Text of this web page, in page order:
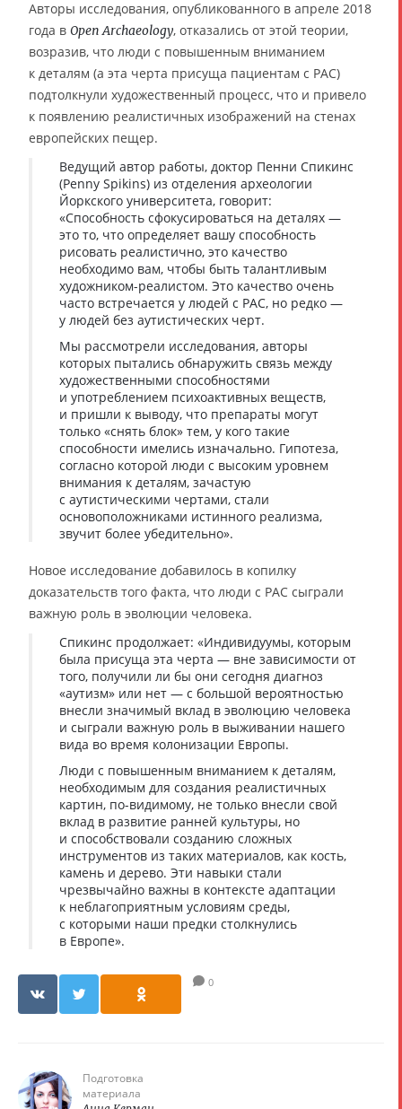
Авторы исследования, опубликованного в апреле 2018
года в Open Archaeology, отказались от этой теории,
возразив, что люди с повышенным вниманием
к деталям (а эта черта присуща пациентам с РАС)
подтолкнули художественный процесс, что и привело
к появлению реалистичных изображений на стенах
европейских пещер.
Ведущий автор работы, доктор Пенни Спикинс
(Penny Spikins) из отделения археологии
Йоркского университета, говорит:
«Способность сфокусироваться на деталях —
это то, что определяет вашу способность
рисовать реалистично, это качество
необходимо вам, чтобы быть талантливым
художником-реалистом. Это качество очень
часто встречается у людей с РАС, но редко —
у людей без аутистических черт.
Мы рассмотрели исследования, авторы
которых пытались обнаружить связь между
художественными способностями
и употреблением психоактивных веществ,
и пришли к выводу, что препараты могут
только «снять блок» тем, у кого такие
способности имелись изначально. Гипотеза,
согласно которой люди с высоким уровнем
внимания к деталям, зачастую
с аутистическими чертами, стали
основоположниками истинного реализма,
звучит более убедительно».
Новое исследование добавилось в копилку
доказательств того факта, что люди с РАС сыграли
важную роль в эволюции человека.
Спикинс продолжает: «Индивидуумы, которым
была присуща эта черта — вне зависимости от
того, получили ли бы они сегодня диагноз
«аутизм» или нет — с большой вероятностью
внесли значимый вклад в эволюцию человека
и сыграли важную роль в выживании нашего
вида во время колонизации Европы.
Люди с повышенным вниманием к деталям,
необходимым для создания реалистичных
картин, по-видимому, не только внесли свой
вклад в развитие ранней культуры, но
и способствовали созданию сложных
инструментов из таких материалов, как кость,
камень и дерево. Эти навыки стали
чрезвычайно важны в контексте адаптации
к неблагоприятным условиям среды,
с которыми наши предки столкнулись
в Европе».
0
Подготовка
материала